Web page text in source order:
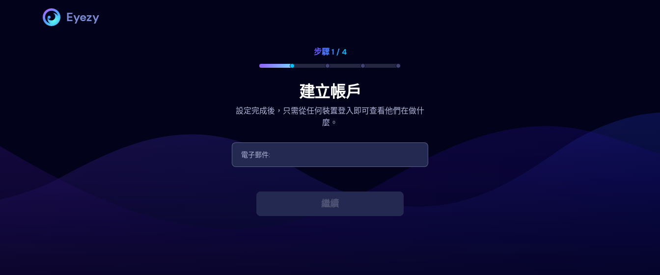
Eyezy
步驟 1 / 4
建立帳戶
設定完成後，只需從任何裝置登入即可查看他們在做什
麼。
繼續